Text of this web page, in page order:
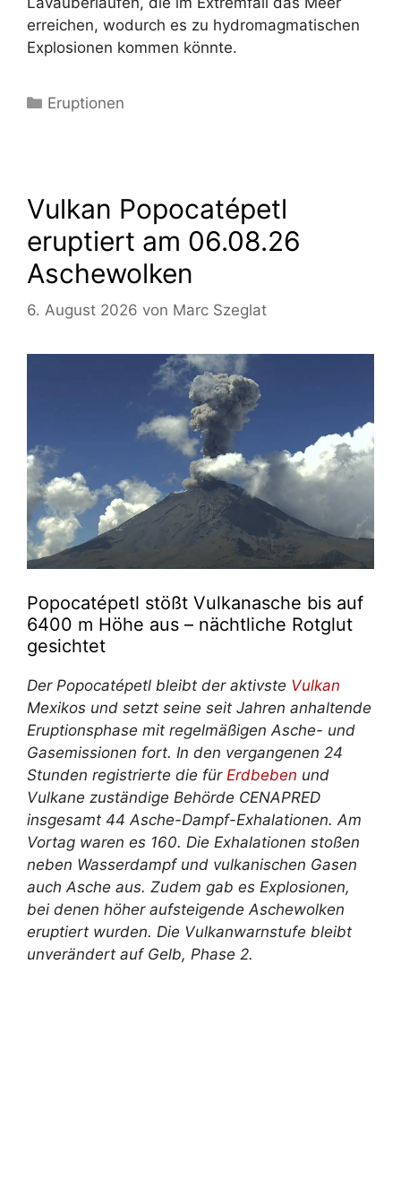
erreichen, wodurch es zu hydromagmatischen
Explosionen kommen könnte.
Kategorien
Eruptionen
Vulkan Popocatépetl
eruptiert am 06.08.26
Aschewolken
6. August 2026 von Marc Szeglat
Popocatépetl stößt Vulkanasche bis auf
6400 m Höhe aus – nächtliche Rotglut
gesichtet
Der Popocatépetl bleibt der aktivste Vulkan
Mexikos und setzt seine seit Jahren anhaltende
Eruptionsphase mit regelmäßigen Asche- und
Gasemissionen fort. In den vergangenen 24
Stunden registrierte die für Erdbeben und
Vulkane zuständige Behörde CENAPRED
insgesamt 44 Asche-Dampf-Exhalationen. Am
Vortag waren es 160. Die Exhalationen stoßen
neben Wasserdampf und vulkanischen Gasen
auch Asche aus. Zudem gab es Explosionen,
bei denen höher aufsteigende Aschewolken
eruptiert wurden. Die Vulkanwarnstufe bleibt
unverändert auf Gelb, Phase 2.